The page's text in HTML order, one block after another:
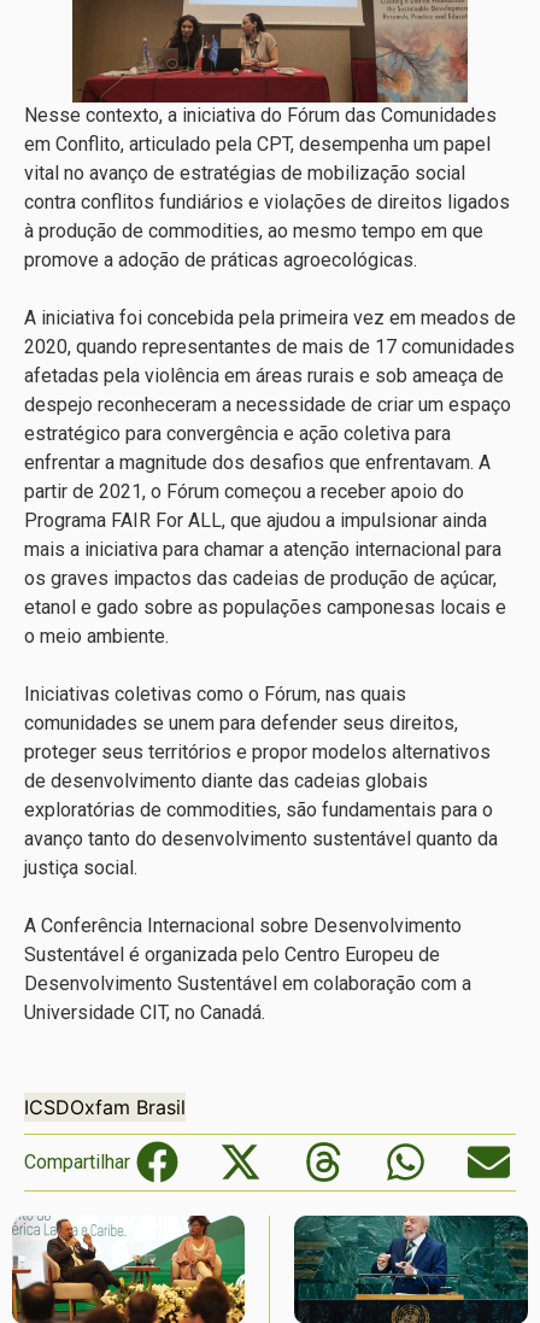
Nesse contexto, a iniciativa do Fórum das Comunidades
em Conflito, articulado pela CPT, desempenha um papel
vital no avanço de estratégias de mobilização social
contra conflitos fundiários e violações de direitos ligados
à produção de commodities, ao mesmo tempo em que
promove a adoção de práticas agroecológicas.
A iniciativa foi concebida pela primeira vez em meados de
2020, quando representantes de mais de 17 comunidades
afetadas pela violência em áreas rurais e sob ameaça de
despejo reconheceram a necessidade de criar um espaço
estratégico para convergência e ação coletiva para
enfrentar a magnitude dos desafios que enfrentavam. A
partir de 2021, o Fórum começou a receber apoio do
Programa FAIR For ALL, que ajudou a impulsionar ainda
mais a iniciativa para chamar a atenção internacional para
os graves impactos das cadeias de produção de açúcar,
etanol e gado sobre as populações camponesas locais e
o meio ambiente.
Iniciativas coletivas como o Fórum, nas quais
comunidades se unem para defender seus direitos,
proteger seus territórios e propor modelos alternativos
de desenvolvimento diante das cadeias globais
exploratórias de commodities, são fundamentais para o
avanço tanto do desenvolvimento sustentável quanto da
justiça social.
A Conferência Internacional sobre Desenvolvimento
Sustentável é organizada pelo Centro Europeu de
Desenvolvimento Sustentável em colaboração com a
Universidade CIT, no Canadá.
ICSDOxfam Brasil
Compartilhar